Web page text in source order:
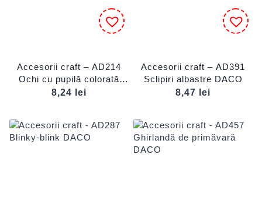
Accesorii craft – AD214
Ochi cu pupilă colorată
DACO
8,24 lei
Accesorii craft – AD391
Sclipiri albastre DACO
8,47
lei